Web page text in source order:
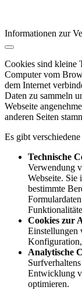
Informationen zur
Cookies sind kleine
Computer vom
dem Internet
Daten zu sammeln
Webseite
anderen Seiten
Es gibt
Technische
Verwendung
Webseite. Sie
bestimmte
Cookies zur
Einstellungen
Analytische
Entwicklung
optimieren.